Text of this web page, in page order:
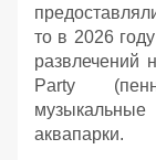
то в 2026
развлечений
Party
аквапарки.